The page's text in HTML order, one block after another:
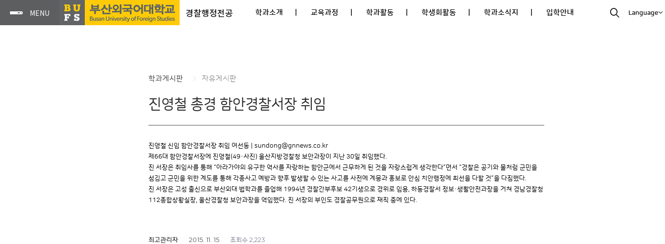
경찰행정전공 학과소개 | 교육과정 | 학과활동 | 학생회활동 | 학과소식지 | 입학안내 Language
학과게시판 자유게시판
진영철 총경 함안경찰서장 취임
진영철 신임 함안경찰서장 취임 여선동 | sundong@gnnews.co.kr
제66대 함안경찰서장에 진영철(49·사진) 울산지방경찰청 보안과장이 지난 30일 취임했다.
진 서장은 취임사를 통해 “아라가야의 유구한 역사를 자랑하는 함안군에서 근무하게 된 것을 자랑스럽게 생각한다”면서 “경찰은 공기와 물처럼 군민을
섬김고 군민을 위한 계도를 통해 각종사고 예방과 향후 발생할 수 있는 사고를 사전에 계몽과 홍보로 안심 치안행정에 최선을 다할 것”을 다짐했다.
진 서장은 고성 출신으로 부산외대 법학과를 졸업해 1994년 경찰간부후보 42기생으로 경위로 임용, 하동경찰서 정보·생활안전과장을 거쳐 경남경찰청
112종합상황실장, 울산경찰청 보안과장을 역임했다. 진 서장의 부인도 경찰공무원으로 재직 중에 있다.
최고관리자 2015. 11. 15 조회수 2,223